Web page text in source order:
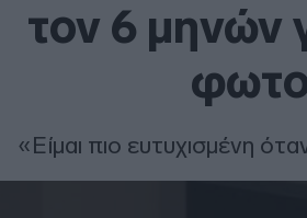
τον 6 μηνών
«Είμαι πιο ευτυχισμένη